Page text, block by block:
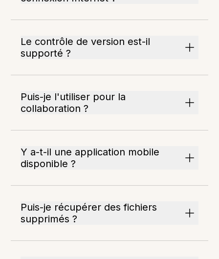
Le contrôle de version est-il
supporté ?
Puis-je l'utiliser pour la
collaboration ?
Y a-t-il une application mobile
disponible ?
Puis-je récupérer des fichiers
supprimés ?